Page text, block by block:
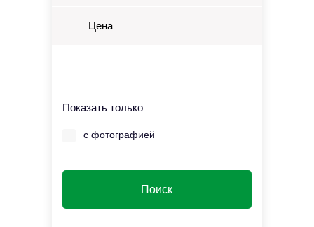
Цена
Показать только
с фотографией